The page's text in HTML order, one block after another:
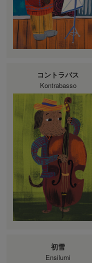
コントラバス
Kontrabasso
初雪
Ensilumi